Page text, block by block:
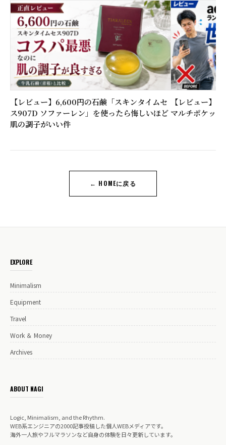
【レビュー】6,600円の石鹸「スキンタイムセ
ス907D ソファーレン」を使ったら悔しいほど
肌の調子がいい件
【レビュー】
マルチポケッ
← HOMEに戻る
EXPLORE
Minimalism
Equipment
Travel
Work ＆ Money
Archives
ABOUT NAGI
Logic, Minimalism, and the Rhythm.
WEB系エンジニアの2000記事投稿した個人WEBメディアです。
海外一人旅やフルマラソンなど自身の体験を日々更新しています。